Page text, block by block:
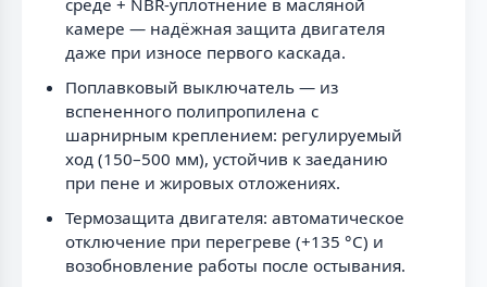
камере — надёжная защита двигателя
даже при износе первого каскада.
Поплавковый выключатель — из
вспененного полипропилена с
шарнирным креплением: регулируемый
ход (150–500 мм), устойчив к заеданию
при пене и жировых отложениях.
Термозащита двигателя: автоматическое
отключение при перегреве (+135 °C) и
возобновление работы после остывания.